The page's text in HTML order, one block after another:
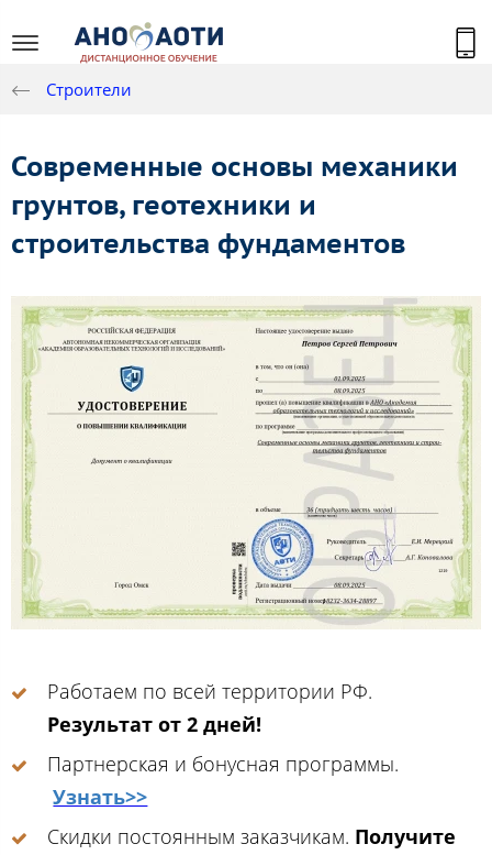
Строители
Современные основы механики
грунтов, геотехники и
строительства фундаментов
Работаем по всей территории РФ.
Результат от 2 дней!
Партнерская и бонусная программы.
Узнать>>
Скидки постоянным заказчикам. Получите